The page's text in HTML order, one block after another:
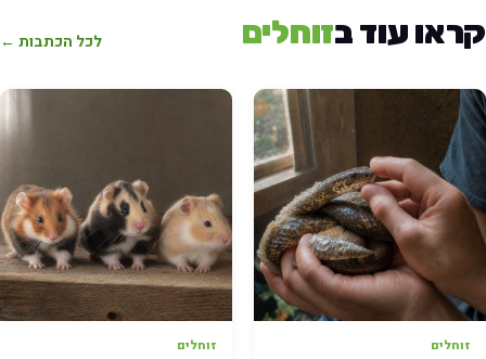
עוד בזוחלים לכל הכתבות ←
זוחלים זוחלים